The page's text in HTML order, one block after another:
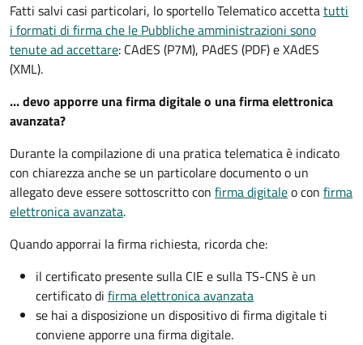
Fatti salvi casi particolari, lo sportello Telematico accettatutti
i formati di firma che le Pubbliche amministrazioni sono
tenute ad accettare: CAdES (P7M), PAdES (PDF) e XAdES
(XML).
... devo apporre una firma digitale o una firma elettronica
avanzata?
Durante la compilazione di una pratica telematica è indicato
con chiarezza anche se un particolare documento o un
allegato deve essere sottoscritto con firma digitaleo con firma
elettronica avanzata.
Quando apporrai la firma richiesta, ricorda che:
il certificato presente sulla CIE e sulla TS-CNS è un
certificato di firma elettronica avanzata
se hai a disposizione un dispositivo di firma digitale ti
conviene apporre una firma digitale.